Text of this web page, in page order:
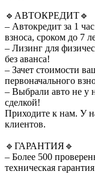
🔹АВТОКРЕДИТ🔹
– Автокредит за 1
взноса, сроком до 7
– Лизинг для
без аванса!
– Зачет стоимости
первоначального
– Выбрали авто не у
сделкой!
Приходите к нам. У
клиентов.
🔹ГАРАНТИЯ🔹
– Более 500
техническая